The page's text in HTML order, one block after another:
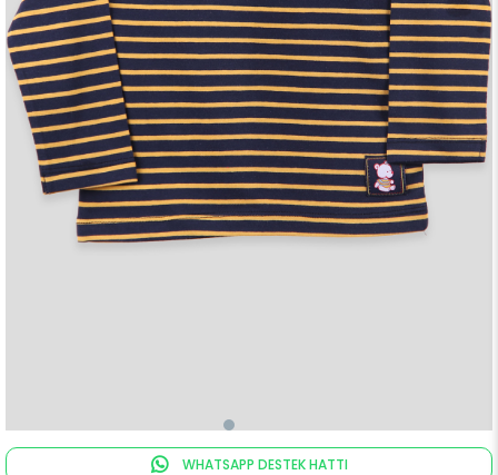
WHATSAPP DESTEK HATTI